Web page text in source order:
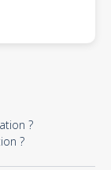
?
?